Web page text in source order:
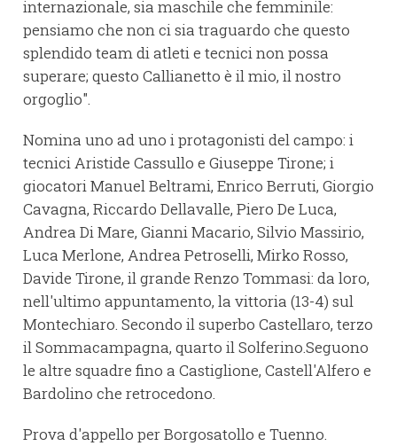
internazionale, sia maschile che femminile:
pensiamo che non ci sia traguardo che questo
splendido team di atleti e tecnici non possa
superare; questo Callianetto è il mio, il nostro
orgoglio".
Nomina uno ad uno i protagonisti del campo: i
tecnici Aristide Cassullo e Giuseppe Tirone; i
giocatori Manuel Beltrami, Enrico Berruti, Giorgio
Cavagna, Riccardo Dellavalle, Piero De Luca,
Andrea Di Mare, Gianni Macario, Silvio Massirio,
Luca Merlone, Andrea Petroselli, Mirko Rosso,
Davide Tirone, il grande Renzo Tommasi: da loro,
nell'ultimo appuntamento, la vittoria (13-4) sul
Montechiaro. Secondo il superbo Castellaro, terzo
il Sommacampagna, quarto il Solferino.Seguono
le altre squadre fino a Castiglione, Castell'Alfero e
Bardolino che retrocedono.
Prova d'appello per Borgosatollo e Tuenno.